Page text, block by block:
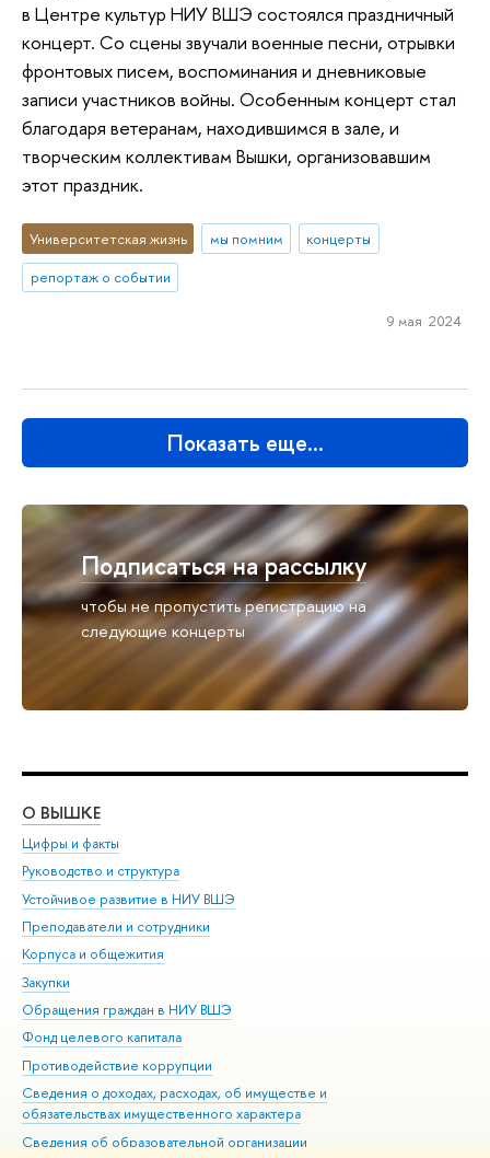
Подписаться на рассылку
чтобы не пропустить регистрацию на
следующие концерты
в Центре культур НИУ ВШЭ состоялся праздничный
концерт. Со сцены звучали военные песни, отрывки
фронтовых писем, воспоминания и дневниковые
записи участников войны. Особенным концерт стал
благодаря ветеранам, находившимся в зале, и
творческим коллективам Вышки, организовавшим
этот праздник.
Университетская жизнь мы помним
концерты
репортаж о событии
9 мая 2024
Показать еще…
О ВЫШКЕ
Цифры и факты
Руководство и структура
Устойчивое развитие в НИУ ВШЭ
Преподаватели и сотрудники
Корпуса и общежития
Закупки
Обращения граждан в НИУ ВШЭ
Фонд целевого капитала
Противодействие коррупции
Сведения о доходах, расходах, об имуществе и
обязательствах имущественного характера
Сведения об образовательной организации